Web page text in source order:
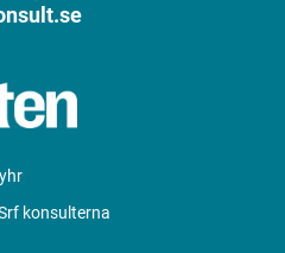
konsulterna